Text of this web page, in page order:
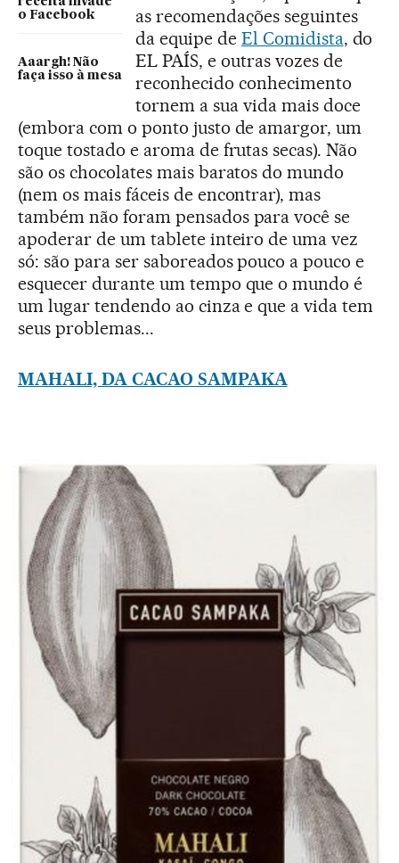
o Facebook
Aaargh! Não
faça isso à mesa
as recomendações seguintes
da equipe de El Comidista, do
EL PAÍS, e outras vozes de
reconhecido conhecimento
tornem a sua vida mais doce
(embora com o ponto justo de amargor, um
toque tostado e aroma de frutas secas). Não
são os chocolates mais baratos do mundo
(nem os mais fáceis de encontrar), mas
também não foram pensados para você se
apoderar de um tablete inteiro de uma vez
só: são para ser saboreados pouco a pouco e
esquecer durante um tempo que o mundo é
um lugar tendendo ao cinza e que a vida tem
seus problemas...
MAHALI, DA CACAO SAMPAKA